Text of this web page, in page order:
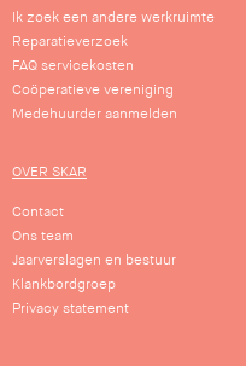
Ik zoek een andere werkruimte
Reparatieverzoek
FAQ servicekosten
Coöperatieve vereniging
Medehuurder aanmelden
OVER SKAR
Contact
Ons team
Jaarverslagen en bestuur
Klankbordgroep
Privacy statement